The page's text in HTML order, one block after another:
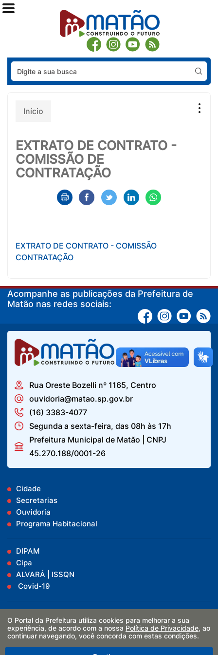
Início
EXTRATO DE CONTRATO -
COMISSÃO DE
CONTRATAÇÃO
EXTRATO DE CONTRATO - COMISSÃO
CONTRATAÇÃO
Acompanhe as publicações da Prefeitura de
Matão nas redes sociais:
Rua Oreste Bozelli nº 1165, Centro
ouvidoria@matao.sp.gov.br
(16) 3383-4077
Segunda a sexta-feira, das 08h às 17h
Prefeitura Municipal de Matão | CNPJ
45.270.188/0001-26
Cidade
Secretarias
Ouvidoria
Programa Habitacional
DIPAM
Cipa
ALVARÁ | ISSQN
Covid-19
Boletins
Decretos
Receitas e Despesas
O Portal da Prefeitura utiliza cookies para melhorar a sua
experiência, de acordo com a nossa Política de Privacidade, ao
continuar navegando, você concorda com estas condições.